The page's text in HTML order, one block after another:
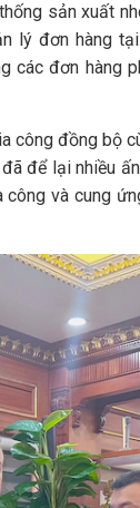
sản xuất
đơn hàng tại
các đơn hàng
công đồng bộ
để lại nhiều
và cung